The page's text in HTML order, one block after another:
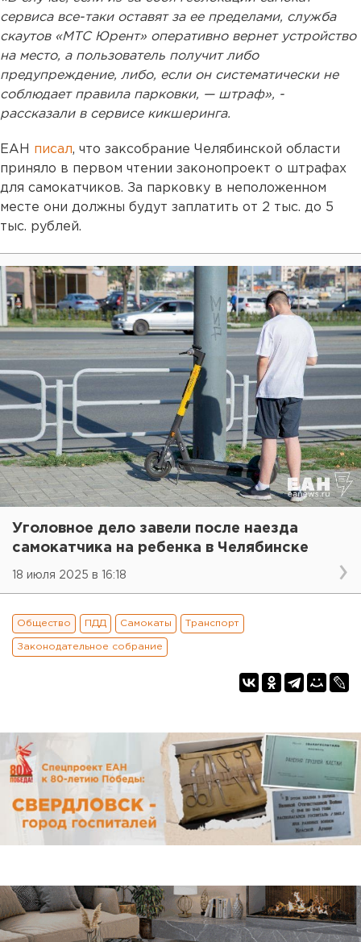
сервиса все-таки оставят за ее пределами, служба
скаутов «МТС Юрент» оперативно вернет устройство
на место, а пользователь получит либо
предупреждение, либо, если он систематически не
соблюдает правила парковки, — штраф», -
рассказали в сервисе кикшеринга.
ЕАН писал, что заксобрание Челябинской области
приняло в первом чтении законопроект о штрафах
для самокатчиков. За парковку в неположенном
месте они должны будут заплатить от 2 тыс. до 5
тыс. рублей.
Уголовное дело завели после наезда
самокатчика на ребенка в Челябинске
18 июля 2025 в 16:18
Общество ПДД Самокаты Транспорт
Законодательное собрание